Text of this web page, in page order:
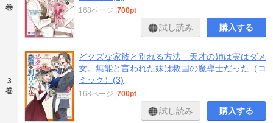
巻
168ページ 700pt
試し読み 購入する
3
巻
どクズな家族と別れる方法 天才の姉は実はダメ
女。無能と言われた妹は救国の魔導士だった（コ
ミック）(3)
168ページ 700pt
試し読み 購入する